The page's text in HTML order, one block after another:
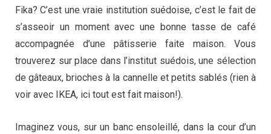
Fika? C’est une vraie institution suédoise, c’est le fait de
s’asseoir un moment avec une bonne tasse de café
accompagnée d’une pâtisserie faite maison. Vous
trouverez sur place dans l’institut suédois, une sélection
de gâteaux, brioches à la cannelle et petits sablés (rien à
voir avec IKEA, ici tout est fait maison!).
Imaginez vous, sur un banc ensoleillé, dans la cour d’un